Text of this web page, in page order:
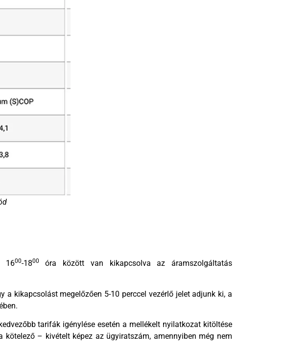
1600-1800
óra között van kikapcsolva az áramszolgáltatás
a kikapcsolást megelőzően 5-10 perccel vezérlő jelet adjunk ki, a
tarifák igénylése esetén a mellékelt nyilatkozat kitöltése
kötelező – kivételt képez az ügyiratszám, amennyiben még nem